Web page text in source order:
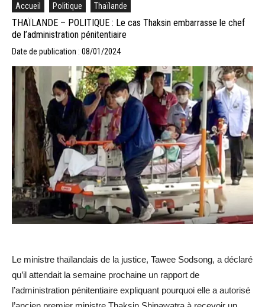
Accueil Politique Thaïlande
THAÏLANDE – POLITIQUE : Le cas Thaksin embarrasse le chef
de l’administration pénitentiaire
Date de publication : 08/01/2024
Le ministre thaïlandais de la justice, Tawee Sodsong, a déclaré
qu’il attendait la semaine prochaine un rapport de
l’administration pénitentiaire expliquant pourquoi elle a autorisé